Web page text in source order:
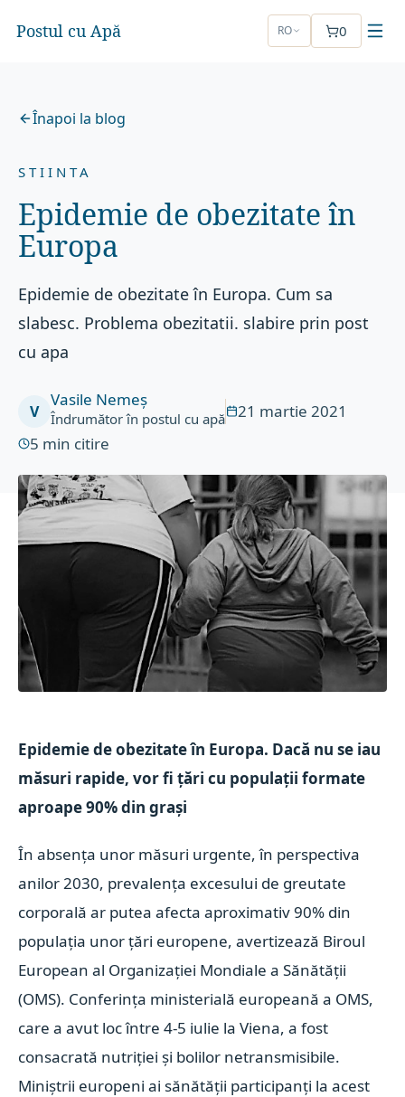
Postul cu Apă RO 0
Înapoi la blog
STIINTA
Epidemie de obezitate în
Europa
Epidemie de obezitate în Europa. Cum sa
slabesc. Problema obezitatii. slabire prin post
cu apa
V
Vasile Nemeș
Îndrumător în postul cu apă
21 martie 2021
5 min citire
Epidemie de obezitate în Europa. Dacă nu se iau
măsuri rapide, vor fi ţări cu populaţii formate
aproape 90% din graşi
În absenţa unor măsuri urgente, în perspectiva
anilor 2030, prevalenţa excesului de greutate
corporală ar putea afecta aproximativ 90% din
populaţia unor ţări europene, avertizează Biroul
European al Organizaţiei Mondiale a Sănătăţii
(OMS). Conferinţa ministerială europeană a OMS,
care a avut loc între 4-5 iulie la Viena, a fost
consacrată nutriţiei şi bolilor netransmisibile.
Miniştrii europeni ai sănătăţii participanţi la acest